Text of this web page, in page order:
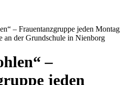
– Frauentanzgruppe jeden Montag
an der Grundschule in Nienborg
–
jeden